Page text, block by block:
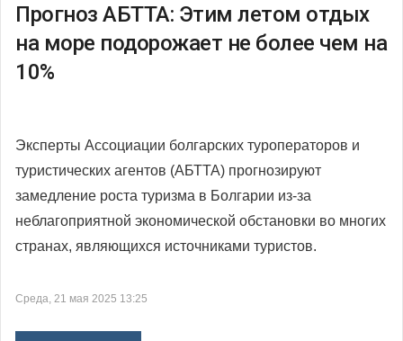
Прогноз АБТТА: Этим летом отдых
на море подорожает не более чем на
10%
Эксперты Ассоциации болгарских туроператоров и
туристических агентов (АБТТА) прогнозируют
замедление роста туризма в Болгарии из-за
неблагоприятной экономической обстановки во многих
странах, являющихся источниками туристов.
Среда, 21 мая 2025 13:25